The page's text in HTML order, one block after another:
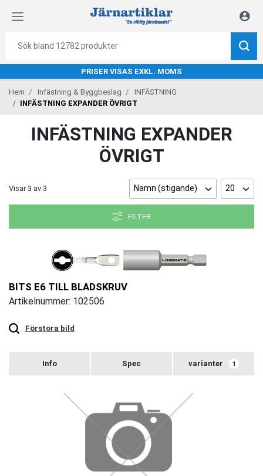
PRISER VISAS EXKL. MOMS
Hem Infästning & Byggbeslag
INFÄSTNING
INFÄSTNING EXPANDER ÖVRIGT
INFÄSTNING EXPANDER
ÖVRIGT
Visar 3 av 3 Namn (stigande) 20
FILTER
BITS E6 TILL BLADSKRUV
Artikelnummer: 102506
Förstora bild
zoom
varianter 1